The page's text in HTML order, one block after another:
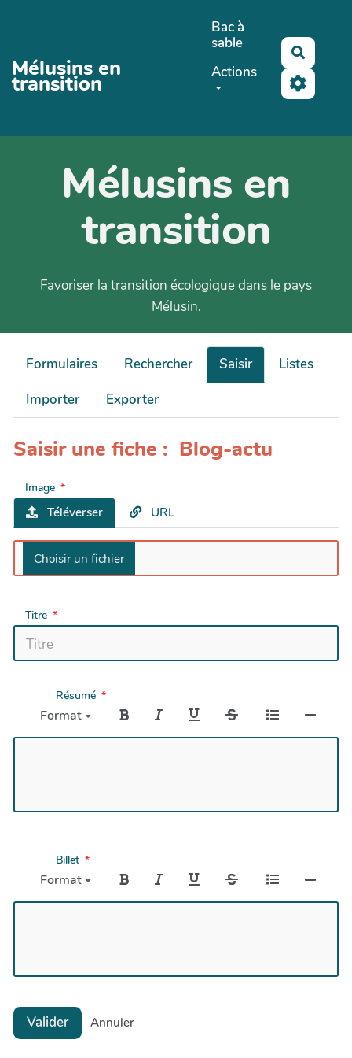
Mélusins en
transition
Bac à
sable
Actions
Mélusins en
transition
Favoriser la transition écologique dans le pays
Mélusin.
Formulaires Rechercher Saisir
Listes
Importer
Exporter
Saisir une fiche : Blog-actu
Image
Téléverser URL
Titre
Résumé
Format
Billet
Format
Valider Annuler